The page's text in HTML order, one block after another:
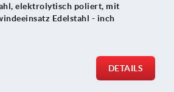
elektrolytisch poliert, mit
Edelstahl - inch
DETAILS